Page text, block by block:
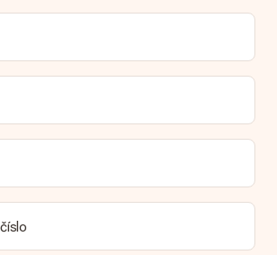
dárek. Dárky dodáváme ve slavnostním
že váš dar je připraven být doručen nebo
dodání a náklady na
dodání?
datum dodání.
a kdy dostávám dárek?
na stránce produktu. Můžete věřit, že
váš dárek.